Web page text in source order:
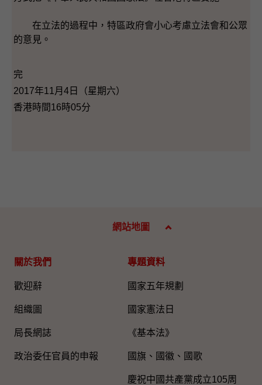
在立法的過程中，特區政府會小心考慮立法會和公眾
的意見。
完
2017年11月4日（星期六）
香港時間16時05分
網站地圖
關於我們
歡迎辭
組織圖​
局長網誌
政治委任官員的申報
專題資料
國家五年規劃
國家憲法日
《基本法》
國旗、國徽、國歌
慶祝中國共產黨成立105周